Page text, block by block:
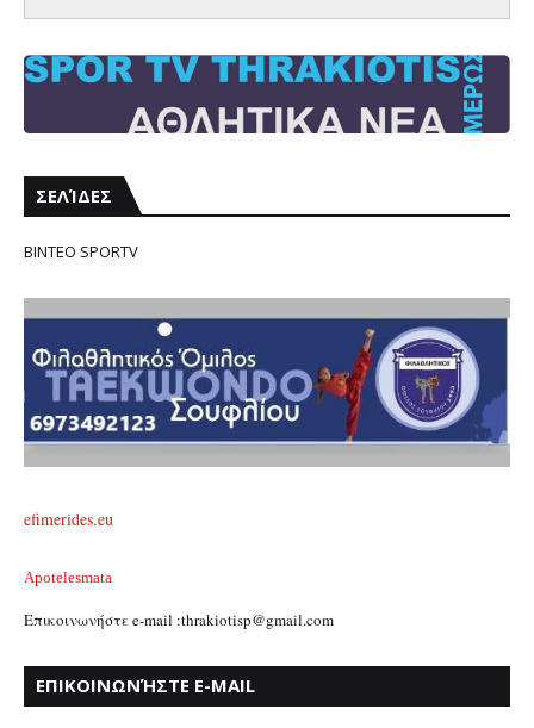
ΣΕΛΊΔΕΣ
ΒΙΝΤΕΟ SPORTV
efimerides.eu
Apotelesmata
Επικοινωνήστε e-mail :thrakiotisp@gmail.com
ΕΠΙΚΟΙΝΩΝΉΣΤΕ E-MAIL